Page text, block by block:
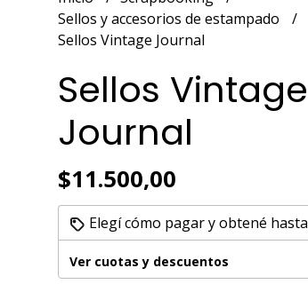
Sellos y accesorios de estampado
Sellos Vintage Journal
Sellos Vintage
Journal
$11.500,00
Elegí cómo pagar y obtené hasta
Ver cuotas y descuentos